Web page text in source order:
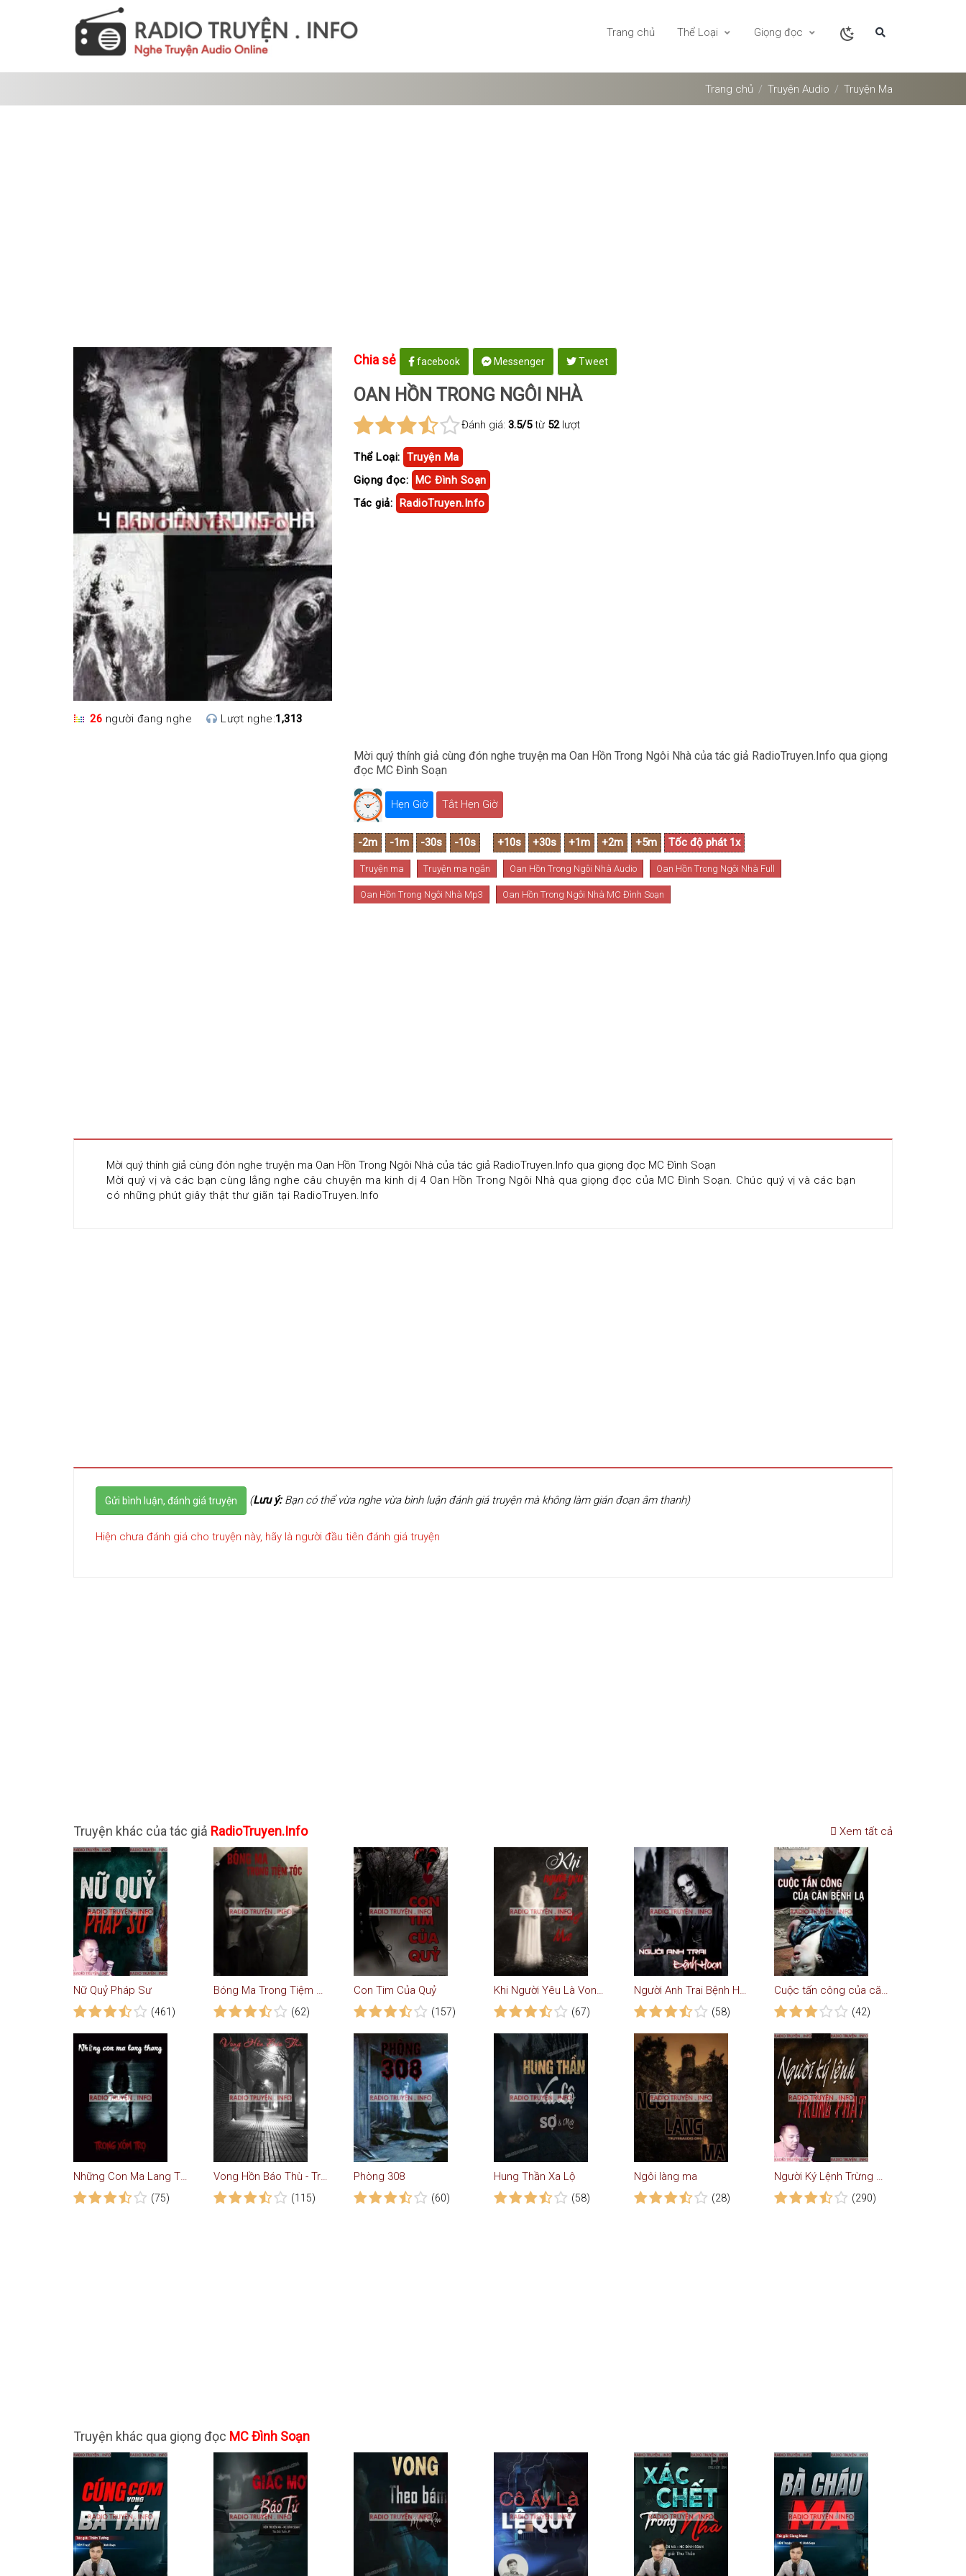
Trang chủ Thể Loại Giọng đọc
Trang chủ Truyện Audio Truyện Ma
26 người đang nghe Lượt nghe:1,313
Chia sẻ facebook Messenger Tweet
OAN HỒN TRONG NGÔI NHÀ
Đánh giá: 3.5/5từ 52lượt
Thể Loại: Truyện Ma
Giọng đọc: MC Đình Soạn
Tác giả: RadioTruyen.Info
Mời quý thính giả cùng đón nghe truyện ma Oan Hồn Trong Ngôi Nhà của tác giả RadioTruyen.Info qua giọng
đọc MC Đình Soạn
Hẹn Giờ Tắt Hẹn Giờ
Truyện ma Truyện ma ngắn Oan Hồn Trong Ngôi Nhà Audio Oan Hồn Trong Ngôi Nhà Full
Oan Hồn Trong Ngôi Nhà Mp3 Oan Hồn Trong Ngôi Nhà MC Đình Soạn
Mời quý thính giả cùng đón nghe truyện ma Oan Hồn Trong Ngôi Nhà của tác giả RadioTruyen.Info qua giọng đọc MC Đình Soạn
Mời quý vị và các bạn cùng lắng nghe câu chuyện ma kinh dị 4 Oan Hồn Trong Ngôi Nhà qua giọng đọc của MC Đình Soạn. Chúc quý vị và các bạn
có những phút giây thật thư giãn tại RadioTruyen.Info
Gửi bình luận, đánh giá truyện (Lưu ý:Bạn có thể vừa nghe vừa bình luận đánh giá truyện mà không làm gián đoạn âm thanh)
Hiện chưa đánh giá cho truyện này, hãy là người đầu tiên đánh giá truyện
Truyện khác của tác giả RadioTruyen.Info Xem tất cả
Nữ Quỷ Pháp Sư
(461)
Bóng Ma Trong Tiệm Tóc - Truyện Ma
(62)
Con Tim Của Quỷ
(157)
Khi Người Yêu Là Vong Ma
(67)
Người Anh Trai Bệnh Hoạn - Truyện Ma
(58)
Cuộc tấn công của căn bệnh lạ
(42)
Những Con Ma Lang Thang
(75)
Vong Hồn Báo Thù - Truyện Kinh Dị
(115)
Phòng 308
(60)
Hung Thần Xa Lộ
(58)
Ngôi làng ma
(28)
Người Ký Lệnh Trừng Phạt
(290)
Truyện khác qua giọng đọc MC Đình Soạn